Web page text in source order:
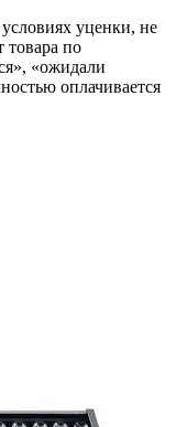
уценки, не
товара по
«ожидали
оплачивается